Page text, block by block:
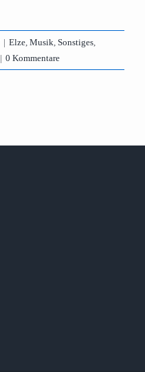
| Elze, Musik, Sonstiges,
| 0 Kommentare